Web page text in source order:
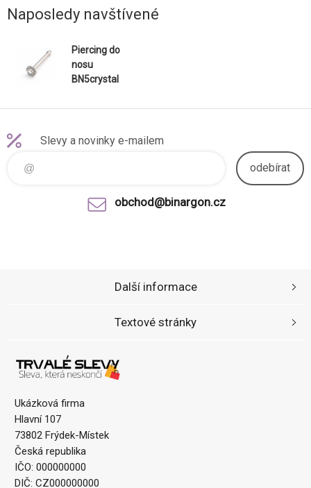
Naposledy navštívené
Piercing do
nosu
BN5crystal
Slevy a novinky e-mailem
odebírat
obchod@binargon.cz
Ukázková firma
Hlavní 107
73802 Frýdek-Místek
Česká republika
IČO: 000000000
DIČ: CZ000000000
Další informace
Textové stránky